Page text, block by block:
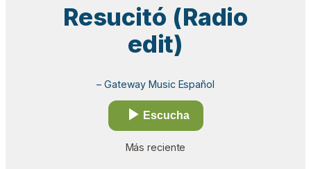
Resucitó (Radio
edit)
– Gateway Music Español
Escucha
Más reciente